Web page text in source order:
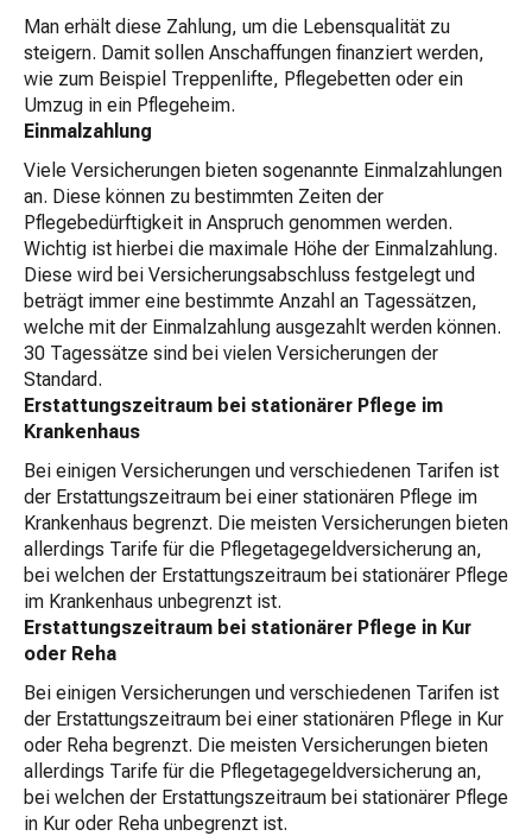
Man erhält diese Zahlung, um die Lebensqualität zu
steigern. Damit sollen Anschaffungen finanziert werden,
wie zum Beispiel Treppenlifte, Pflegebetten oder ein
Umzug in ein Pflegeheim.
Einmalzahlung
Viele Versicherungen bieten sogenannte Einmalzahlungen
an. Diese können zu bestimmten Zeiten der
Pflegebedürftigkeit in Anspruch genommen werden.
Wichtig ist hierbei die maximale Höhe der Einmalzahlung.
Diese wird bei Versicherungsabschluss festgelegt und
beträgt immer eine bestimmte Anzahl an Tagessätzen,
welche mit der Einmalzahlung ausgezahlt werden können.
30 Tagessätze sind bei vielen Versicherungen der
Standard.
Erstattungszeitraum bei stationärer Pflege im
Krankenhaus
Bei einigen Versicherungen und verschiedenen Tarifen ist
der Erstattungszeitraum bei einer stationären Pflege im
Krankenhaus begrenzt. Die meisten Versicherungen bieten
allerdings Tarife für die Pflegetagegeldversicherung an,
bei welchen der Erstattungszeitraum bei stationärer Pflege
im Krankenhaus unbegrenzt ist.
Erstattungszeitraum bei stationärer Pflege in Kur
oder Reha
Bei einigen Versicherungen und verschiedenen Tarifen ist
der Erstattungszeitraum bei einer stationären Pflege in Kur
oder Reha begrenzt. Die meisten Versicherungen bieten
allerdings Tarife für die Pflegetagegeldversicherung an,
bei welchen der Erstattungszeitraum bei stationärer Pflege
in Kur oder Reha unbegrenzt ist.